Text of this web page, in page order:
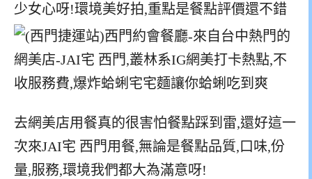
少女心呀!環境美好拍,重點是餐點評價還不錯
去網美店用餐真的很害怕餐點踩到雷,還好這一
次來JAI宅 西門用餐,無論是餐點品質,口味,份
量,服務,環境我們都大為滿意呀!